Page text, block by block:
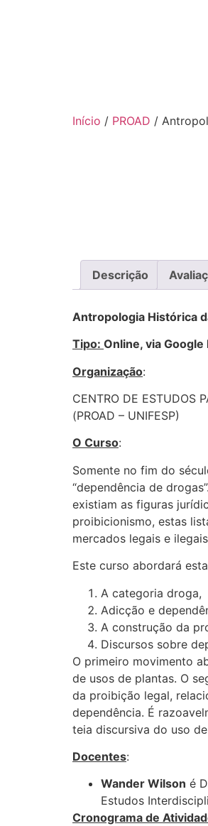
Início / PROAD /
Descrição
Antropologia Histórica
Tipo: Online, via Google
Organização:
CENTRO DE ESTUDOS
(PROAD – UNIFESP)
O Curso:
Somente no fim do
“dependência de
existiam as figuras
proibicionismo, estas
mercados legais e
Este curso abordará
A categoria droga,
Adicção e
A construção da
Discursos sobre
O primeiro movimento
de usos de plantas. O
da proibição legal,
dependência. É
teia discursiva do uso
Docentes:
Wander Wilson é
Estudos
Cronograma de